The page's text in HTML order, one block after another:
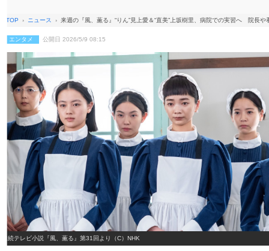
TOP ニュース 来週の『風、薫る』“りん”見上愛＆“直美”上坂樹里、病院での実習へ 院長
エンタメ 公開日 2026/5/9 08:15
連続テレビ小説『風、薫る』第31回より（C）NHK